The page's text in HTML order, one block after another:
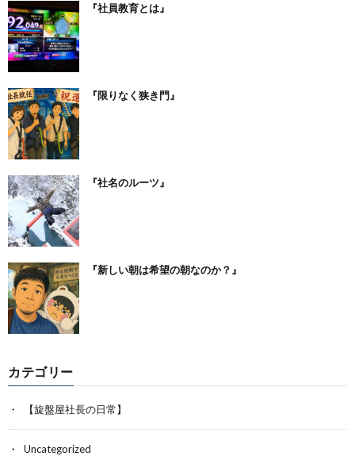
『社員教育とは』
『限りなく狭き門』
『社名のルーツ』
『新しい朝は希望の朝なのか？』
カテゴリー
【旋盤屋社長の日常】
Uncategorized